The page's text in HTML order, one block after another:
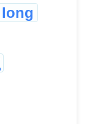
long